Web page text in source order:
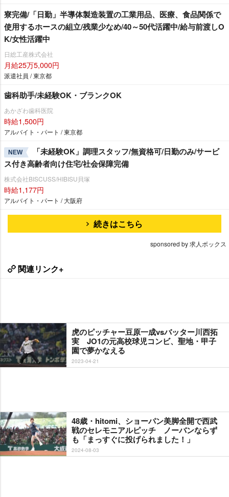
寮完備/「日勤」半導体製造装置の工業用品、医療、食品関係で
使用するホースの組立/残業少なめ/40～50代活躍中/給与前渡しO
K/女性活躍中
日総工産株式会社
月給25万5,000円
派遣社員 / 東京都
歯科助手/未経験OK・ブランクOK
あかざわ歯科医院
時給1,500円
アルバイト・パート / 東京都
NEW
「未経験OK」調理スタッフ/無資格可/日勤のみ/サービ
ス付き高齢者向け住宅/社会保障完備
株式会社BISCUSS/HIBISU貝塚
時給1,177円
アルバイト・パート / 大阪府
続きはこちら
sponsored by 求人ボックス
関連リンク+
虎のピッチャー豆原一成vsバッター川西拓
実 JO1の元高校球児コンビ、聖地・甲子
園で夢かなえる
2023-04-21
48歳・hitomi、ショーパン美脚全開で西武
戦のセレモニアルピッチ ノーバンならず
も「まっすぐに投げられました！」
2024-08-03